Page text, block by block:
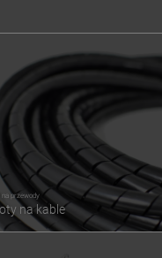
przewody
na kable